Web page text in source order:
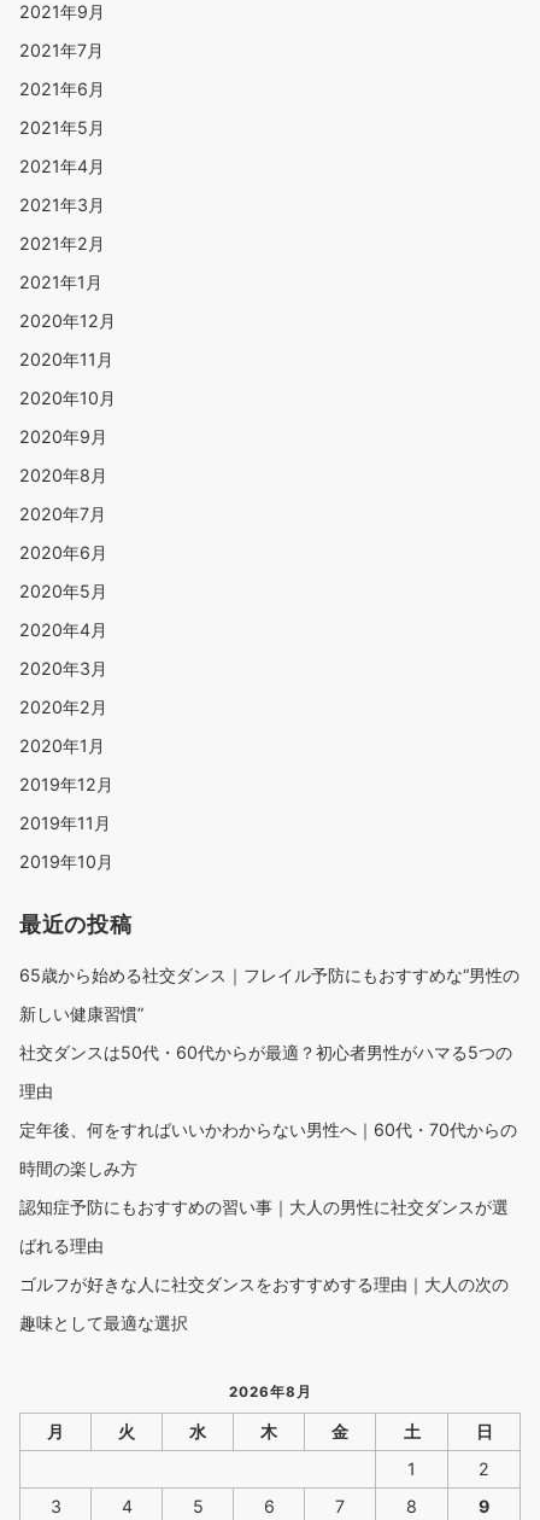
2021年9月
2021年7月
2021年6月
2021年5月
2021年4月
2021年3月
2021年2月
2021年1月
2020年12月
2020年11月
2020年10月
2020年9月
2020年8月
2020年7月
2020年6月
2020年5月
2020年4月
2020年3月
2020年2月
2020年1月
2019年12月
2019年11月
2019年10月
最近の投稿
65歳から始める社交ダンス｜フレイル予防にもおすすめな“男性の
新しい健康習慣”
社交ダンスは50代・60代からが最適？初心者男性がハマる5つの
理由
定年後、何をすればいいかわからない男性へ｜60代・70代からの
時間の楽しみ方
認知症予防にもおすすめの習い事｜大人の男性に社交ダンスが選
ばれる理由
ゴルフが好きな人に社交ダンスをおすすめする理由｜大人の次の
趣味として最適な選択
2026年8月
月 火 水 木 金 土
日
1
2
3
4 5 6 7 8 9